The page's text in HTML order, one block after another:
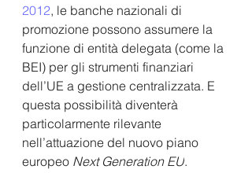
2012, le banche nazionali di
promozione possono assumere la
funzione di entità delegata (come la
BEI) per gli strumenti finanziari
dell’UE a gestione centralizzata. E
questa possibilità diventerà
particolarmente rilevante
nell’attuazione del nuovo piano
europeo Next Generation EU.